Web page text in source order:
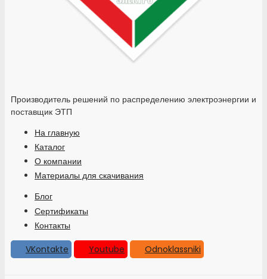
Производитель решений по распределению электроэнергии и
поставщик ЭТП
На главную
Каталог
О компании
Материалы для скачивания
Блог
Сертификаты
Контакты
VKontakte
Youtube Odnoklassniki